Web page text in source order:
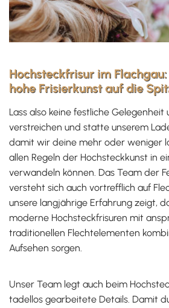
Hochsteckfrisur im
hohe Frisierkunst auf die
Lass also keine festliche Gelegenheit
verstreichen und statte unserem
damit wir deine mehr oder weniger
allen Regeln der Hochsteckkunst in
verwandeln können. Das Team der
versteht sich auch vortrefflich auf
unsere langjährige Erfahrung zeigt,
moderne Hochsteckfrisuren mit
traditionellen Flechtelementen
Aufsehen sorgen.
Unser Team legt auch beim
tadellos gearbeitete Details. Damit